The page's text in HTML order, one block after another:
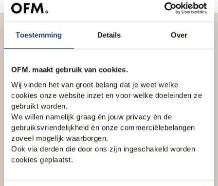
Toestemming Details Over
OFM. maakt gebruik van cookies.
Wij vinden het van groot belang dat je weet welke
cookies onze website inzet en voor welke doeleinden ze
gebruikt worden.
We willen namelijk graag én jouw privacy én de
gebruiksvriendelijkheid én onze commerciëlebelangen
zoveel mogelijk waarborgen.
Ook via derden die door ons zijn ingeschakeld worden
cookies geplaatst.
Nieuwsbrief
Schrijf je in en ontvang wekelijks onze nieuwsbrief
Email
Inschrijven